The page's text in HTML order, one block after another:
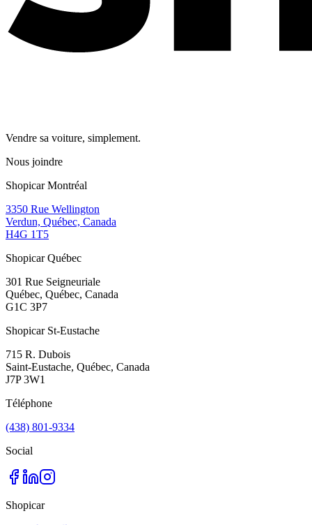
Vendre sa voiture, simplement.
Nous joindre
Shopicar Montréal
3350 Rue Wellington
Verdun, Québec, Canada
H4G 1T5
Shopicar Québec
301 Rue Seigneuriale
Québec, Québec, Canada
G1C 3P7
Shopicar St-Eustache
715 R. Dubois
Saint-Eustache, Québec, Canada
J7P 3W1
Téléphone
(438) 801-9334
Social
Shopicar